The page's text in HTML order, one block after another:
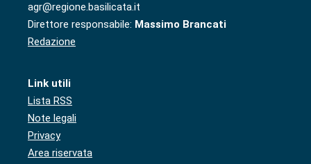
agr@regione.basilicata.it
Direttore responsabile: Massimo Brancati
Redazione
Link utili
Lista RSS
Note legali
Privacy
Area riservata